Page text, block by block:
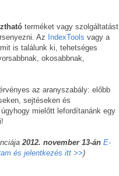
terméket vagy szolgáltatást
Az IndexTools vagy a
is találunk ki, tehetséges
okosabbnak,
az aranyszabály: előbb
sejtéseken és
mielőtt lefordítanánk egy
2012. november 13-án E-
és jelentkezés itt >>)